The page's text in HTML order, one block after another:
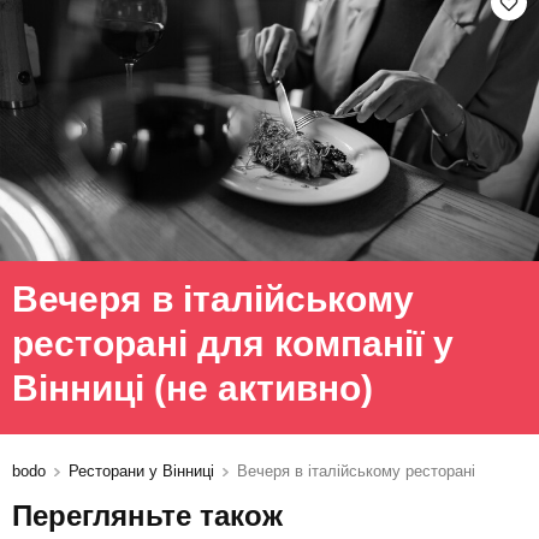
Вечеря в італійському
ресторані для компанії у
Вінниці (не активно)
bodo Ресторани у Вінниці Вечеря в італійському ресторані
Перегляньте також